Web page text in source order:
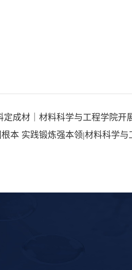
定成材｜材料科学与工程学院开
本 实践锻炼强本领|材料科学